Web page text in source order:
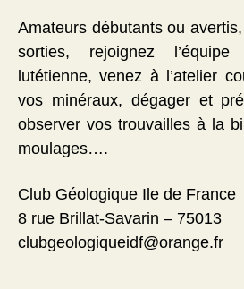
Amateurs débutants ou
sorties, rejoignez
lutétienne, venez à l’atelier
vos minéraux, dégager et
observer vos trouvailles à la
moulages….
Club Géologique Ile de France
8 rue Brillat-Savarin – 75013
clubgeologiqueidf@orange.fr